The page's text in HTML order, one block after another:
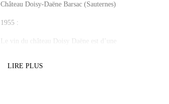
Château Doisy-Daëne Barsac (Sauternes)
1955 :
Le vin du château Doisy Daëne est d’une
LIRE PLUS